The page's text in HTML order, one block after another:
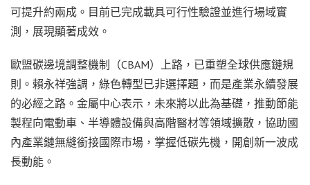
可提升約兩成。目前已完成載具可行性驗證並進行場域實
測，展現顯著成效。
歐盟碳邊境調整機制（CBAM）上路，已重塑全球供應鏈規
則。賴永祥強調，綠色轉型已非選擇題，而是產業永續發展
的必經之路。金屬中心表示，未來將以此為基礎，推動節能
製程向電動車、半導體設備與高階醫材等領域擴散，協助國
內產業鏈無縫銜接國際市場，掌握低碳先機，開創新一波成
長動能。